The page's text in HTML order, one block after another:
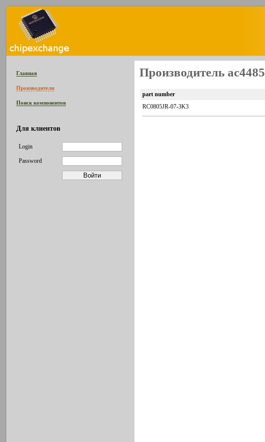
Главная
Производители
Поиск компонентов
Для клиентов
Login
Password
Производитель ac4485
part number
RC0805JR-07-3K3